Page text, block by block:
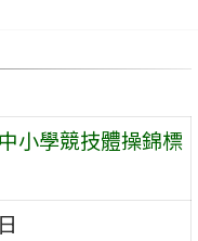
小學競技體操錦標